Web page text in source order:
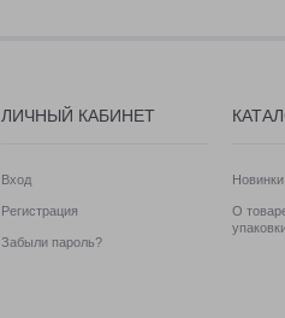
ЛИЧНЫЙ КАБИНЕТ
Вход
Регистрация
Забыли пароль?
Новинки
О